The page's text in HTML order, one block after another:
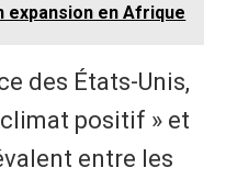
en Afrique
des États-Unis,
positif » et
entre les